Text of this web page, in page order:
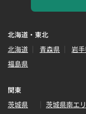
北海道・東北
北海道
青森県 岩
福島県
関東
茨城県
茨城県南エ